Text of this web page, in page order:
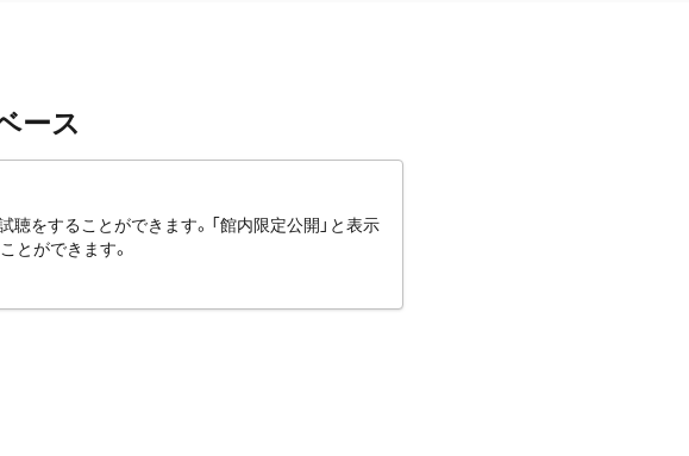
ース
をすることができます。「館内限定公開」と表示
とができます。